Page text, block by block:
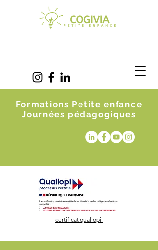
Formations Petite enfance
Journées pédagogiques
certificat qualiopi